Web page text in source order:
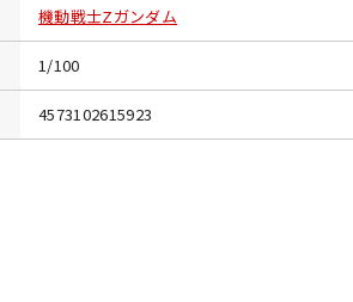
機動戦士Zガンダム
1/100
4573102615923